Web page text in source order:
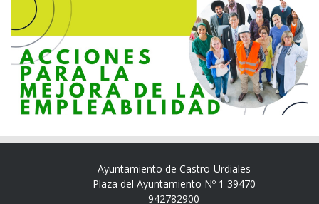
Ayuntamiento de Castro-Urdiales
Plaza del Ayuntamiento Nº 1 39470
942782900